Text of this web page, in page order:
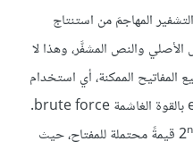
المهاجمَ من استنتاج
والنص المشفَّر، وهذا لا
الممكنة، أي استخدام
البحث الشامل exhaustive search بالقوة الغاشمة brute force.
n
قيمةً محتملة للمفتاح، حيث